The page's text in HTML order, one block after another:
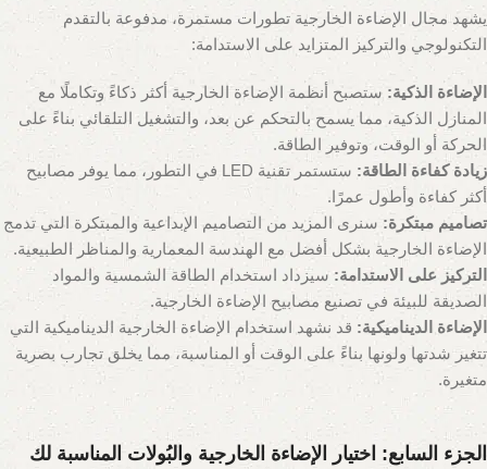
يشهد مجال الإضاءة الخارجية تطورات مستمرة، مدفوعة بالتقدم
التكنولوجي والتركيز المتزايد على الاستدامة:
الإضاءة الذكية: ستصبح أنظمة الإضاءة الخارجية أكثر ذكاءً وتكاملًا مع
المنازل الذكية، مما يسمح بالتحكم عن بعد، والتشغيل التلقائي بناءً على
الحركة أو الوقت، وتوفير الطاقة.
زيادة كفاءة الطاقة:
ستستمر تقنية LED في التطور، مما يوفر مصابيح
أكثر كفاءة وأطول عمرًا.
تصاميم مبتكرة: سنرى المزيد من التصاميم الإبداعية والمبتكرة التي تدمج
الإضاءة الخارجية بشكل أفضل مع الهندسة المعمارية والمناظر الطبيعية.
التركيز على الاستدامة: سيزداد استخدام الطاقة الشمسية والمواد
الصديقة للبيئة في تصنيع مصابيح الإضاءة الخارجية.
الإضاءة الديناميكية: قد نشهد استخدام الإضاءة الخارجية الديناميكية التي
تتغير شدتها ولونها بناءً على الوقت أو المناسبة، مما يخلق تجارب بصرية
متغيرة.
الجزء السابع: اختيار الإضاءة الخارجية والبُولات المناسبة لك